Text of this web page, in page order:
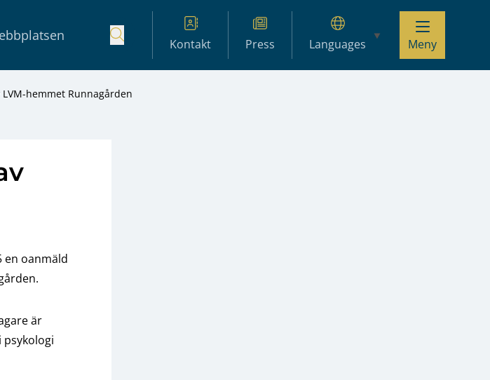
Kontakt Press Languages Meny
hemmet Runnagården
en oanmäld
är
psykologi